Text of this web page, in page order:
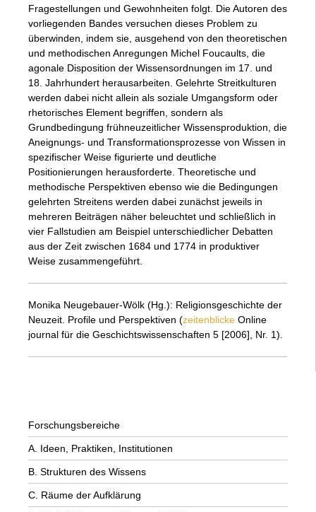
Fragestellungen und Gewohnheiten folgt. Die Autoren des
vorliegenden Bandes versuchen dieses Problem zu
überwinden, indem sie, ausgehend von den theoretischen
und methodischen Anregungen Michel Foucaults, die
agonale Disposition der Wissensordnungen im 17. und
18. Jahrhundert herausarbeiten. Gelehrte Streitkulturen
werden dabei nicht allein als soziale Umgangsform oder
rhetorisches Element begriffen, sondern als
Grundbedingung frühneuzeitlicher Wissensproduktion, die
Aneignungs- und Transformationsprozesse von Wissen in
spezifischer Weise figurierte und deutliche
Positionierungen herausforderte. Theoretische und
methodische Perspektiven ebenso wie die Bedingungen
gelehrten Streitens werden dabei zunächst jeweils in
mehreren Beiträgen näher beleuchtet und schließlich in
vier Fallstudien am Beispiel unterschiedlicher Debatten
aus der Zeit zwischen 1684 und 1774 in produktiver
Weise zusammengeführt.
Monika Neugebauer-Wölk (Hg.): Religionsgeschichte der
Neuzeit. Profile und Perspektiven (zeitenblicke Online
journal für die Geschichtswissenschaften 5 [2006], Nr. 1).
Forschungsbereiche
A. Ideen, Praktiken, Institutionen
B. Strukturen des Wissens
C. Räume der Aufklärung